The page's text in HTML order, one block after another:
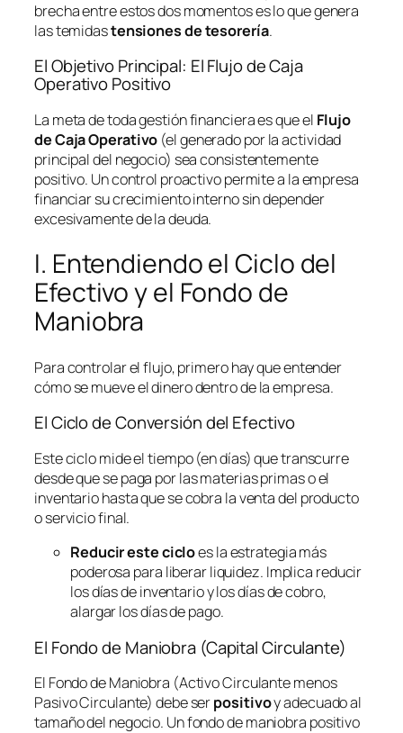
brecha entre estos dos momentos es lo que genera
las temidastensiones de tesorería.
El Objetivo Principal: El Flujo de Caja
Operativo Positivo
La meta de toda gestión financiera es que el Flujo
de Caja Operativo (el generado por la actividad
principal del negocio) sea consistentemente
positivo. Un control proactivo permite a la empresa
financiar su crecimiento interno sin depender
excesivamente de la deuda.
I. Entendiendo el Ciclo del
Efectivo y el Fondo de
Maniobra
Para controlar el flujo, primero hay que entender
cómo se mueve el dinero dentro de la empresa.
El Ciclo de Conversión del Efectivo
Este ciclo mide el tiempo (en días) que transcurre
desde que se paga por las materias primas o el
inventario hasta que se cobra la venta del producto
o servicio final.
Reducir este cicloes la estrategia más
poderosa para liberar liquidez. Implica reducir
los días de inventario y los días de cobro,
alargar los días de pago.
El Fondo de Maniobra (Capital Circulante)
El Fondo de Maniobra (Activo Circulante menos
Pasivo Circulante) debe serpositivoy adecuado al
tamaño del negocio. Un fondo de maniobra positivo